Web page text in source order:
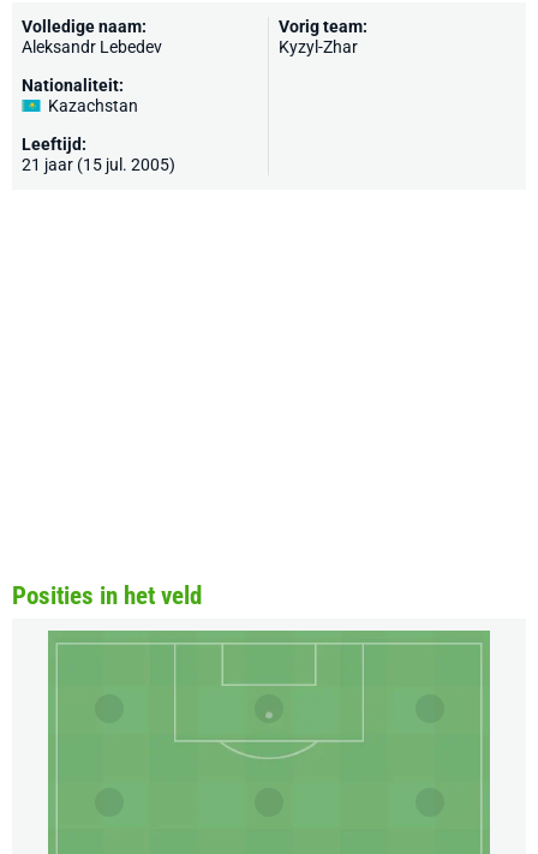
Volledige naam:
Aleksandr Lebedev
Nationaliteit:
Kazachstan
Leeftijd:
21 jaar (15 jul. 2005)
Vorig team:
Kyzyl-Zhar
Posities in het veld